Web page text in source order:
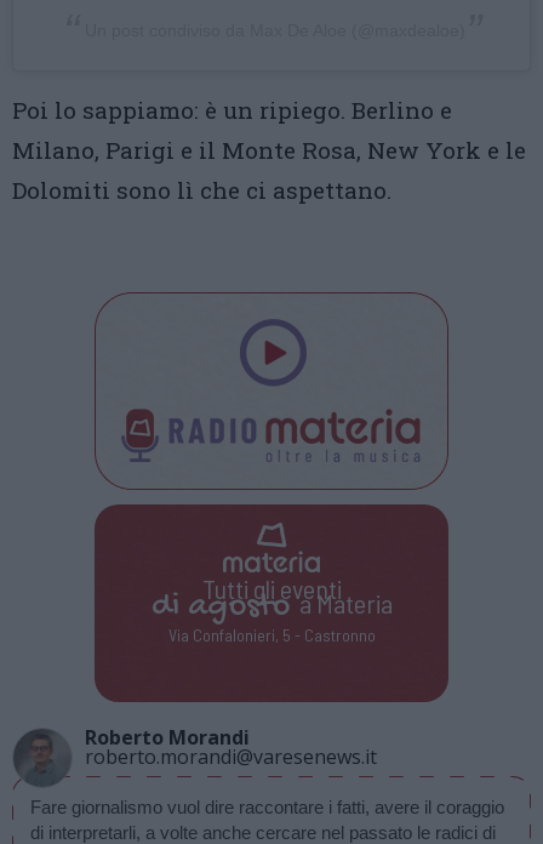
Poi lo sappiamo: è un ripiego. Berlino e
Milano, Parigi e il Monte Rosa, New York e le
Dolomiti sono lì che ci aspettano.
Tutti gli eventi
di agostoa Materia
Via Confalonieri, 5 - Castronno
Roberto Morandi
roberto.morandi@varesenews.it
Fare giornalismo vuol dire raccontare i fatti, avere il coraggio
di interpretarli, a volte anche cercare nel passato le radici di